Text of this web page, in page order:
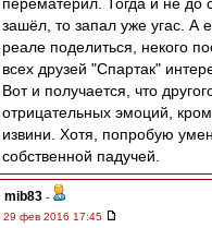
зашёл, то запал уже угас. А
реале поделиться, некого
всех друзей "Спартак"
Вот и получается, что
отрицательных эмоций,
извини. Хотя, попробую
собственной падучей.
mib83 -
29 фев 2016 17:45